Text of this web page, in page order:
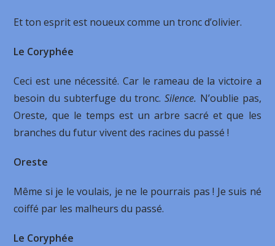
Et ton esprit est noueux comme un tronc d’olivier.
Le Coryphée
Ceci est une nécessité. Car le rameau de la victoire a
besoin du subterfuge du tronc.Silence. N’oublie pas,
Oreste, que le temps est un arbre sacré et que les
branches du futur vivent des racines du passé !
Oreste
Même si je le voulais, je ne le pourrais pas ! Je suis né
coiffé par les malheurs du passé.
Le Coryphée